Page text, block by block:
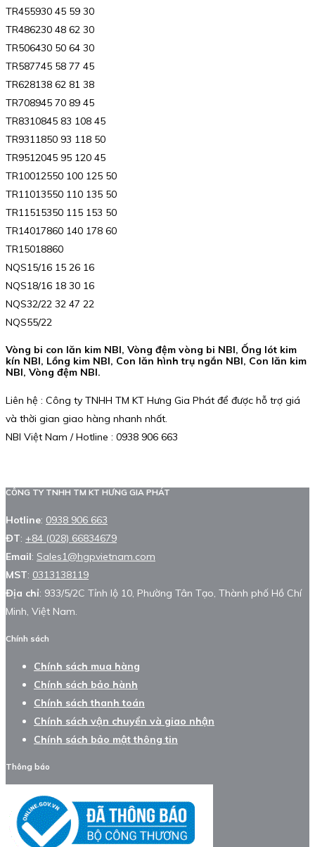
TR455930 45 59 30
TR486230 48 62 30
TR506430 50 64 30
TR587745 58 77 45
TR628138 62 81 38
TR708945 70 89 45
TR8310845 83 108 45
TR9311850 93 118 50
TR9512045 95 120 45
TR10012550 100 125 50
TR11013550 110 135 50
TR11515350 115 153 50
TR14017860 140 178 60
TR15018860
NQS15/16 15 26 16
NQS18/16 18 30 16
NQS32/22 32 47 22
NQS55/22
Vòng bi con lăn kim NBI, Vòng đệm vòng bi NBI, Ống lót kim
kín NBI, Lồng kim NBI, Con lăn hình trụ ngắn NBI, Con lăn kim
NBI, Vòng đệm NBI.
Liên hệ : Công ty TNHH TM KT Hưng Gia Phát để được hỗ trợ giá
và thời gian giao hàng nhanh nhất.
NBI Việt Nam / Hotline : 0938 906 663
CÔNG TY TNHH TM KT HƯNG GIA PHÁT
Hotline: 0938 906 663
ĐT: +84 (028) 66834679
Email: Sales1@hgpvietnam.com
MST: 0313138119
Địa chỉ: 933/5/2C Tỉnh lộ 10, Phường Tân Tạo, Thành phố Hồ Chí
Minh, Việt Nam.
Chính sách
Chính sách mua hàng
Chính sách bảo hành
Chính sách thanh toán
Chính sách vận chuyển và giao nhận
Chính sách bảo mật thông tin
Thông báo